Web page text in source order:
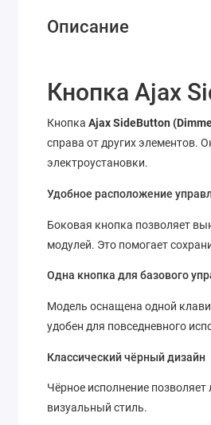
Описание
Кнопка Ajax
КнопкаAjax SideButton
справа от других элементов.
электроустановки.
Удобное расположение
Боковая кнопка позволяет
модулей. Это помогает
Одна кнопка для базового
Модель оснащена одной
удобен для повседневного
Классический чёрный дизайн
Чёрное исполнение
визуальный стиль.